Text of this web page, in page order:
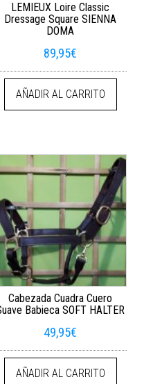
LEMIEUX Loire Classic
Dressage Square SIENNA
DOMA
89,95€
AÑADIR AL CARRITO
Cabezada Cuadra Cuero
Babieca SOFT HALTER
49,95€
AÑADIR AL CARRITO